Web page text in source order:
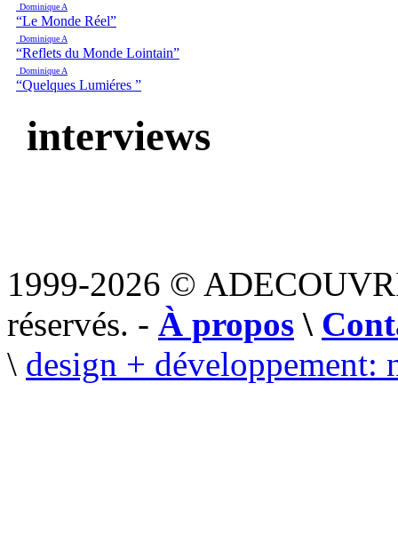
Dominique A
“Le Monde Réel”
Dominique A
“Reflets du Monde Lointain”
Dominique A
“Quelques Lumiéres ”
interviews
1999-2026 ©
réservés. - À propos \
\ design + développement: